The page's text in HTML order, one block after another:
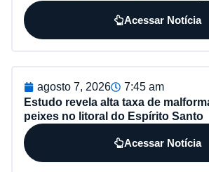
Acessar Notícia
agosto 7, 2026
7:45 am
Estudo revela alta taxa de
peixes no litoral do Espírito Santo
Acessar Notícia